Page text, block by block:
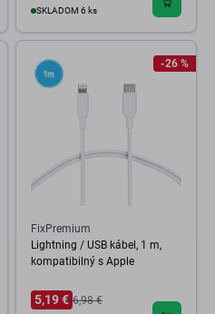
SKLADOM 6 ks
-26 %
FixPremium
Lightning / USB kábel, 1 m,
kompatibilný s Apple
5,19 € 6,98 €